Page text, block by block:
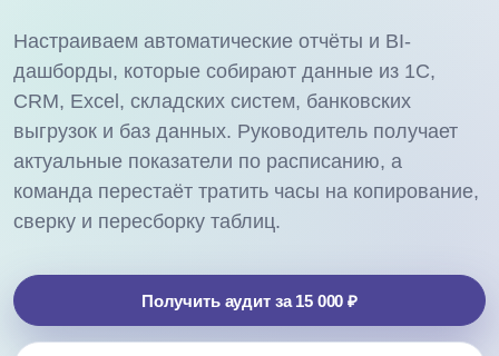
Настраиваем автоматические отчёты и BI-
дашборды, которые собирают данные из 1С,
CRM, Excel, складских систем, банковских
выгрузок и баз данных. Руководитель получает
актуальные показатели по расписанию, а
команда перестаёт тратить часы на копирование,
сверку и пересборку таблиц.
Получить аудит за 15 000 ₽